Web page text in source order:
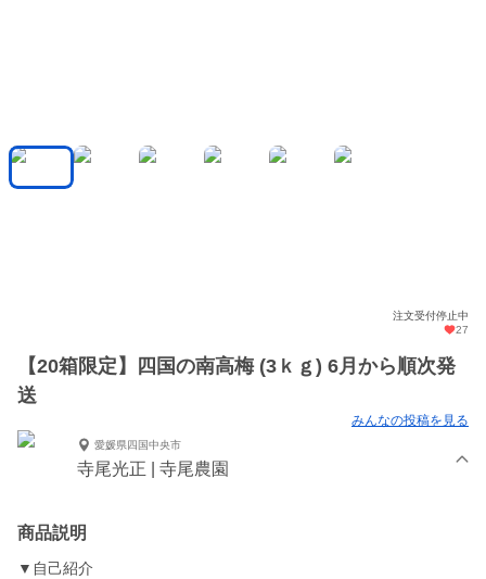
注文受付停止中
27
【20箱限定】四国の南高梅 (3ｋｇ) 6月から順次発
送
みんなの投稿を見る
愛媛県四国中央市
寺尾光正 | 寺尾農園
商品説明
▼自己紹介